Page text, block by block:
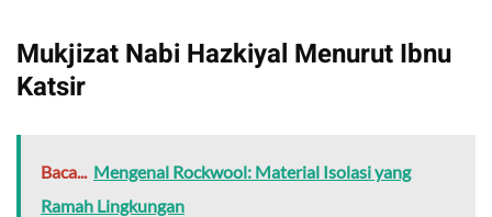
Mukjizat Nabi Hazkiyal Menurut Ibnu
Katsir
Baca... Mengenal Rockwool: Material Isolasi yang
Ramah Lingkungan